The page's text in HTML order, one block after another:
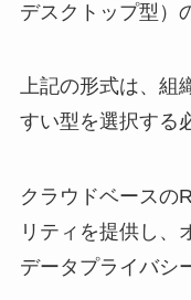
デスクトップ型）
上記の形式は、組
すい型を選択する
クラウドベースの
リティを提供し、
データプライバシ